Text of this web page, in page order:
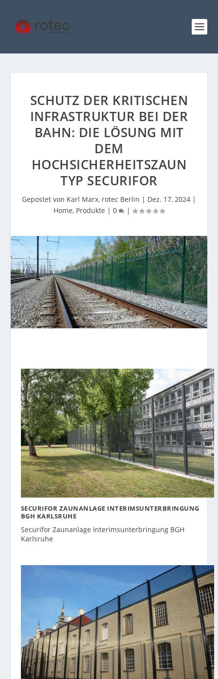
SCHUTZ DER KRITISCHEN
INFRASTRUKTUR BEI DER
BAHN: DIE LÖSUNG MIT
DEM
HOCHSICHERHEITSZAUN
TYP SECURIFOR
Gepostet von Karl Marx, rotec Berlin | Dez. 17, 2024 |
Home, Produkte | 0 |
SECURIFOR ZAUNANLAGE INTERIMSUNTERBRINGUNG
BGH KARLSRUHE
Securifor Zaunanlage Interimsunterbringung BGH
Karlsruhe